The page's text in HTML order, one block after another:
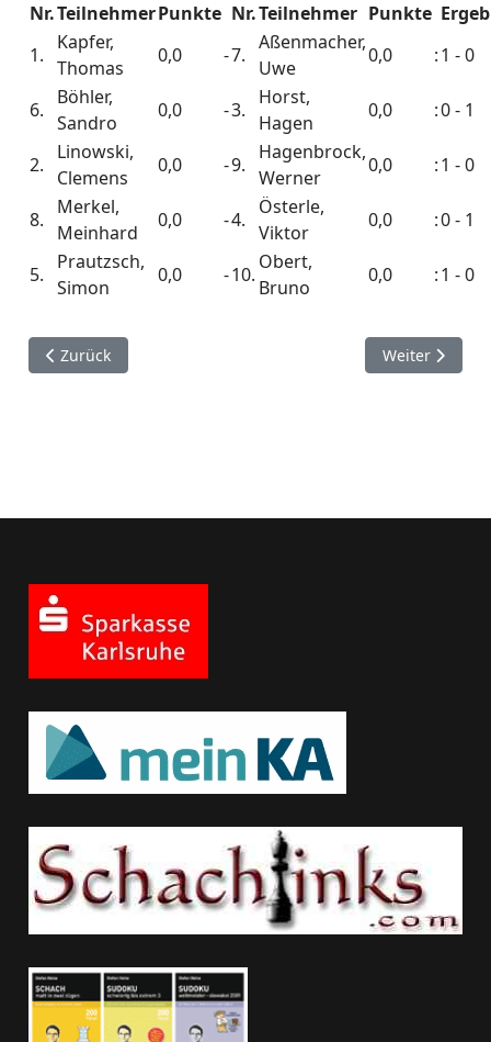
Nr.TeilnehmerPunkte Nr.Teilnehmer Punkte
1.
Kapfer,
Thomas
0,0 -7.
Aßenmacher,
Uwe
0,0 :1 - 0
6.
Böhler,
Sandro
0,0 -3.
Horst,
Hagen
0,0 :0 - 1
2.
Linowski,
Clemens
0,0 -9.
Hagenbrock,
Werner
0,0 :1 - 0
8.
Merkel,
Meinhard
0,0 -4.
Österle,
Viktor
0,0 :0 - 1
5.
Prautzsch,
Simon
0,0 -10.
Obert,
Bruno
0,0 :1 - 0
Vorheriger Beitrag: Vereinsmeisterschaft 2009/10
Zurück Nächster
Weiter